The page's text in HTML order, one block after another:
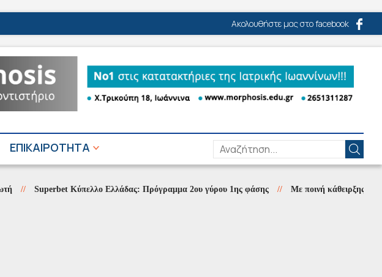
Ακολουθήστε μας στο facebook
ΕΠΙΚΑΙΡΟΤΗΤΑ
Superbet Κύπελλο Ελλάδας: Πρόγραμμα 2ου γύρου 1ης φάσης // Με ποινή κάθειρξης εννιά ετών